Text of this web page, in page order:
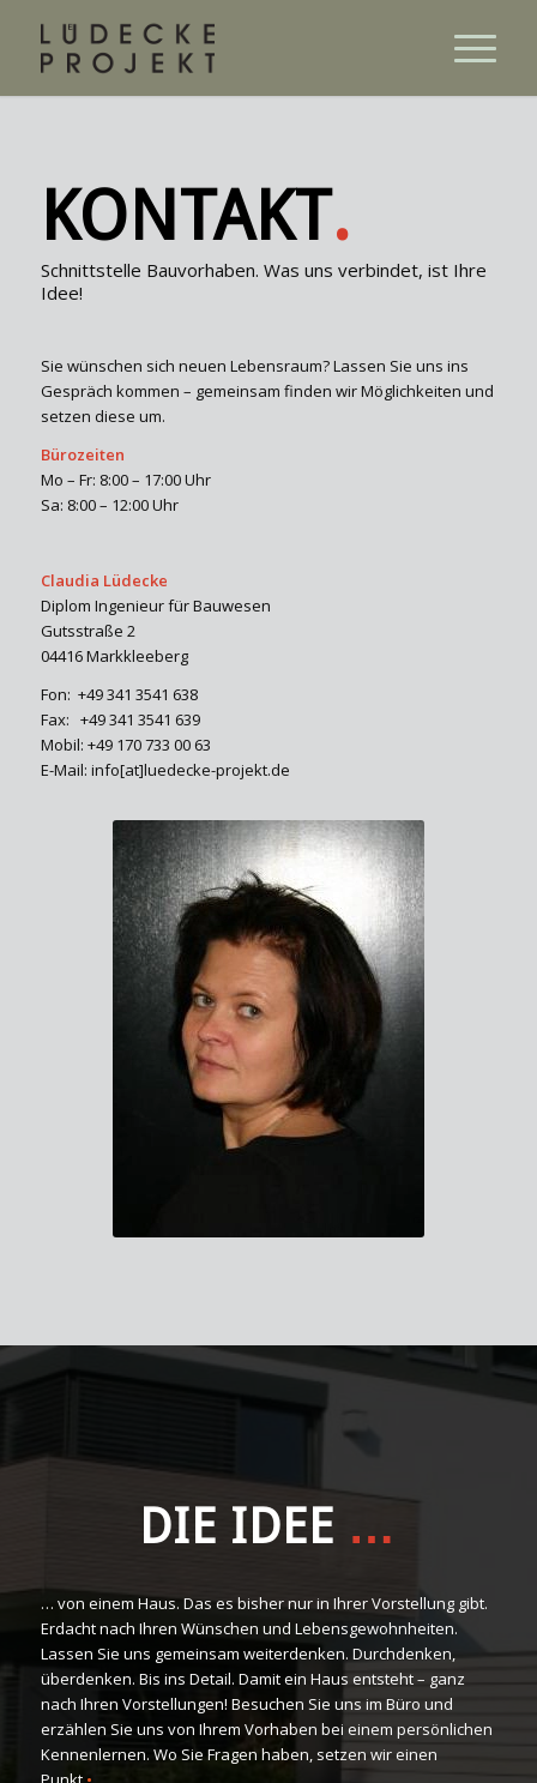
KONTAKT.
Schnittstelle Bauvorhaben. Was uns verbindet, ist Ihre
Idee!
Sie wünschen sich neuen Lebensraum? Lassen Sie uns ins
Gespräch kommen – gemeinsam finden wir Möglichkeiten und
setzen diese um.
Bürozeiten
Mo – Fr: 8:00 – 17:00 Uhr
Sa: 8:00 – 12:00 Uhr
Claudia Lüdecke
Diplom Ingenieur für Bauwesen
Gutsstraße 2
04416 Markkleeberg
Fon: +49 341 3541 638
Fax: +49 341 3541 639
Mobil: +49 170 733 00 63
E-Mail: info[at]luedecke-projekt.de
DIE IDEE …
… von einem Haus. Das es bisher nur in Ihrer Vorstellung gibt.
Erdacht nach Ihren Wünschen und Lebensgewohnheiten.
Lassen Sie uns gemeinsam weiterdenken. Durchdenken,
überdenken. Bis ins Detail. Damit ein Haus entsteht – ganz
nach Ihren Vorstellungen! Besuchen Sie uns im Büro und
erzählen Sie uns von Ihrem Vorhaben bei einem persönlichen
Kennenlernen. Wo Sie Fragen haben, setzen wir einen